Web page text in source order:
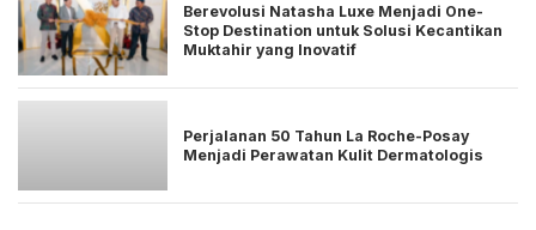
Berevolusi Natasha Luxe Menjadi One-
Stop Destination untuk Solusi Kecantikan
Muktahir yang Inovatif
Perjalanan 50 Tahun La Roche-Posay
Menjadi Perawatan Kulit Dermatologis